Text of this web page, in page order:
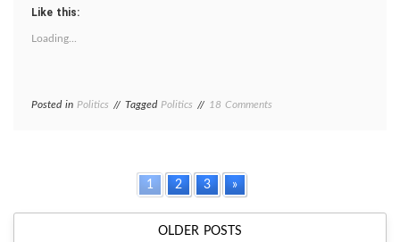
Like this:
Loading...
Posted in Politics Tagged Politics 18 Comments
Ban
1 2 3 »
Posts
OLDER POSTS